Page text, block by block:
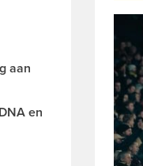
aan
en